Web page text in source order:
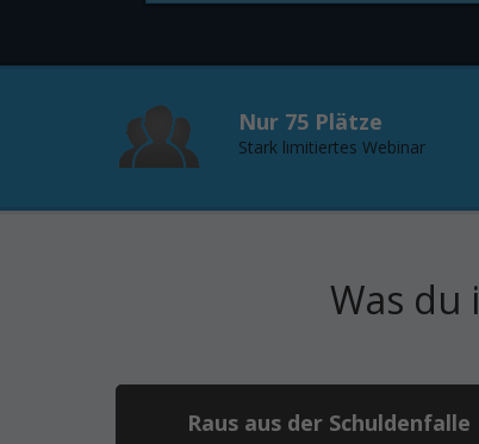
Nur 75 Plätze
Stark limitiertes Webinar
Was du
Raus aus der Schuldenfalle